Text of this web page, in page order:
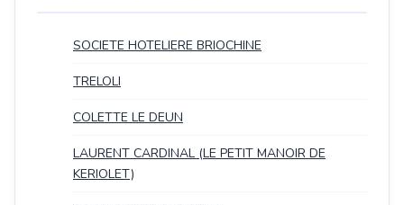
SOCIETE HOTELIERE BRIOCHINE
TRELOLI
COLETTE LE DEUN
LAURENT CARDINAL (LE PETIT MANOIR DE
KERIOLET)